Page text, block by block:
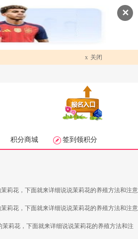
✕
x 关闭
积分商城 签到领积分
莉花，下面就来详细说说茉莉花的养殖方法和注意
莉花，下面就来详细说说茉莉花的养殖方法和注意
莉花，下面就来详细说说茉莉花的养殖方法和注